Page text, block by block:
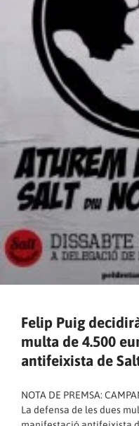
Felip Puig
multa de 4.500
antifeixista de
NOTA DE PREMSA:
La defensa de les dues